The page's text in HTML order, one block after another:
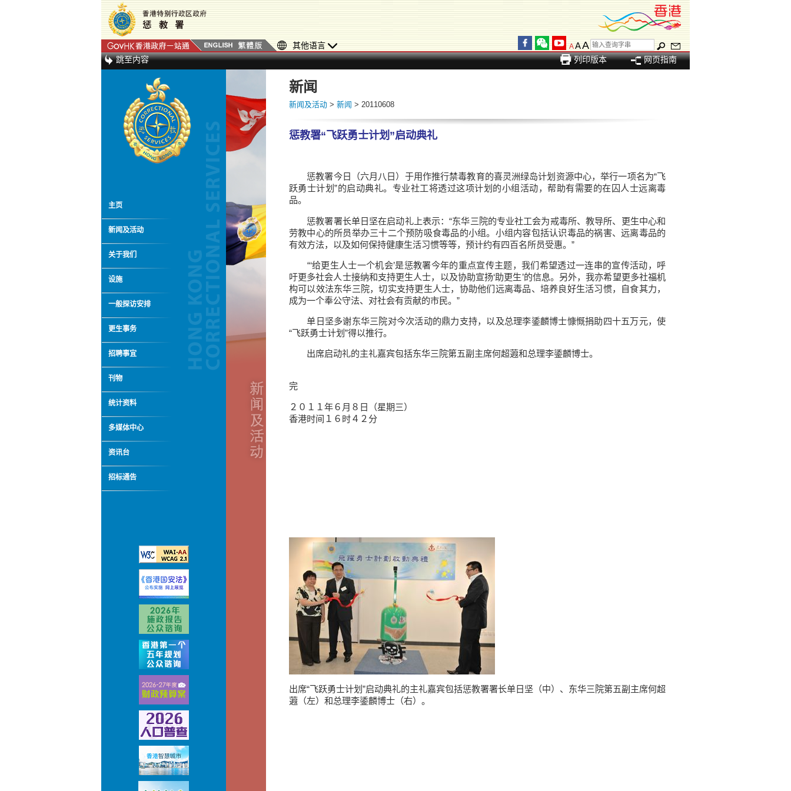
其他语言 AAA
跳至内容 列印版本 网页指南
主页
新闻及活动
关于我们
设施
一般探访安排
更生事务
招聘事宜
刊物
统计资料
多媒体中心
资讯台
招标通告
新闻
新闻及活动 > 新闻 > 20110608
惩教署“飞跃勇士计划”启动典礼
惩教署今日（六月八日）于用作推行禁毒教育的喜灵洲绿岛计划资源中心，举行一项名为“飞
跃勇士计划”的启动典礼。专业社工将透过这项计划的小组活动，帮助有需要的在囚人士远离毒
品。
惩教署署长单日坚在启动礼上表示：“东华三院的专业社工会为戒毒所、教导所、更生中心和
劳教中心的所员举办三十二个预防吸食毒品的小组。小组内容包括认识毒品的祸害、远离毒品的
有效方法，以及如何保持健康生活习惯等等，预计约有四百名所员受惠。”
“‘给更生人士一个机会’是惩教署今年的重点宣传主题，我们希望透过一连串的宣传活动，呼
吁更多社会人士接纳和支持更生人士，以及协助宣扬‘助更生’的信息。另外，我亦希望更多社福机
构可以效法东华三院，切实支持更生人士，协助他们远离毒品、培养良好生活习惯，自食其力，
成为一个奉公守法、对社会有贡献的市民。”
单日坚多谢东华三院对今次活动的鼎力支持，以及总理李鋈麟博士慷慨捐助四十五万元，使
“飞跃勇士计划”得以推行。
出席启动礼的主礼嘉宾包括东华三院第五副主席何超蕸和总理李鋈麟博士。
完
２０１１年６月８日（星期三）
香港时间１６时４２分
出席“飞跃勇士计划”启动典礼的主礼嘉宾包括惩教署署长单日坚（中）、东华三院第五副主席何超
蕸（左）和总理李鋈麟博士（右）。